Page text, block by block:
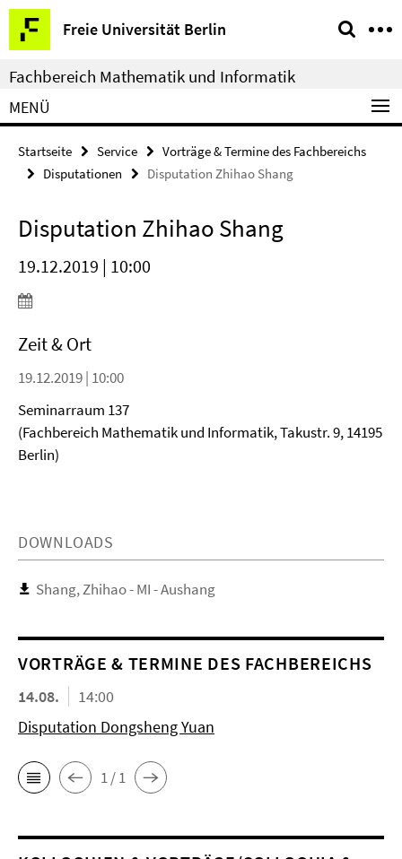
Springe
direkt
zu
Inhalt
Freie Universität Berlin
Service-
Navigation
Fachbereich Mathematik und Informatik
MENÜ
Startseite Service
Vorträge & Termine des Fachbereichs
Disputationen
Disputation Zhihao Shang
Disputation Zhihao Shang
19.12.2019 | 10:00
Zeit & Ort
19.12.2019 | 10:00
Seminarraum 137
(Fachbereich Mathematik und Informatik, Takustr. 9, 14195
Berlin)
DOWNLOADS
Shang, Zhihao - MI - Aushang
VORTRÄGE & TERMINE DES FACHBEREICHS
14.08.
14:00
Disputation Dongsheng Yuan
1 / 1